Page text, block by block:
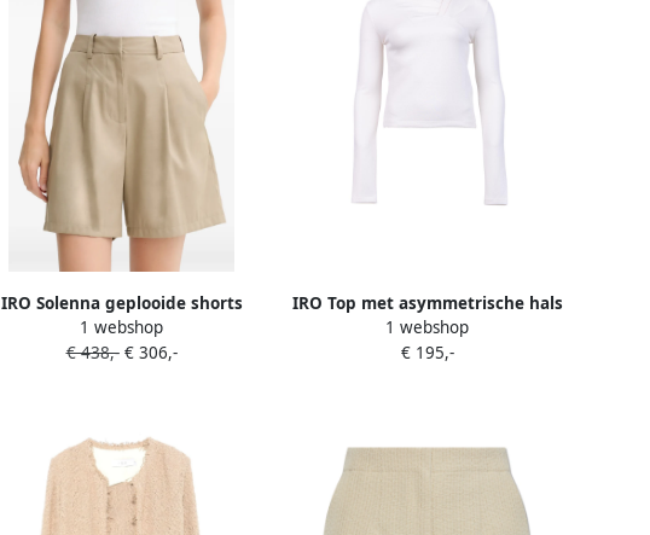
IRO Solenna geplooide shorts
Beige
1 webshop
€ 438,-€ 306,-
IRO Top met asymmetrische hals
Mala naturel
1 webshop
€ 195,-